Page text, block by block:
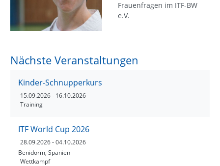
Frauenfragen im ITF-BW
e.V.
Nächste Veranstaltungen
Kinder-Schnupperkurs
15.09.2026- 16.10.2026
Training
ITF World Cup 2026
28.09.2026- 04.10.2026
Benidorm, Spanien
Wettkampf